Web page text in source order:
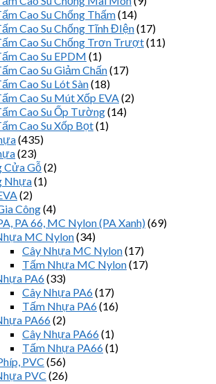
Cao Su Chống Thấm(14)
Cao Su Chống Tĩnh ĐIện(17)
Cao Su Chống Trơn Trượt(11)
Cao Su EPDM (1)
Cao Su Giảm Chấn(17)
Cao Su Lót Sàn(18)
Cao Su Mút Xốp EVA(2)
Cao Su Ốp Tường(14)
Cao Su Xốp Bọt(1)
(435)
(23)
Cửa Gỗ(2)
Nhựa(1)
(2)
Công(4)
PA 66, MC Nylon (PA Xanh)(69)
MC Nylon(34)
Cây Nhựa MC Nylon(17)
Tấm Nhựa MC Nylon(17)
PA6(33)
Cây Nhựa PA6(17)
Tấm Nhựa PA6(16)
PA66(2)
Cây Nhựa PA66(1)
Tấm Nhựa PA66(1)
PVC (56)
PVC (26)